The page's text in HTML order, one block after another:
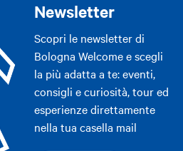
Newsletter
Scopri le newsletter di
Bologna Welcome e scegli
la più adatta a te: eventi,
consigli e curiosità, tour ed
esperienze direttamente
nella tua casella mail